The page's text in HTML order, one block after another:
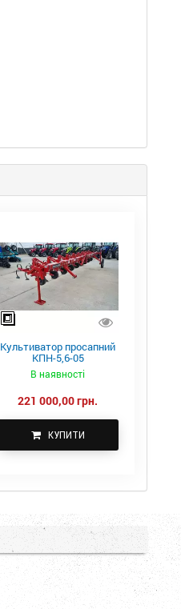
Культиватор просапний
КПН-5,6-05
В наявності
221 000,00 грн.
КУПИТИ